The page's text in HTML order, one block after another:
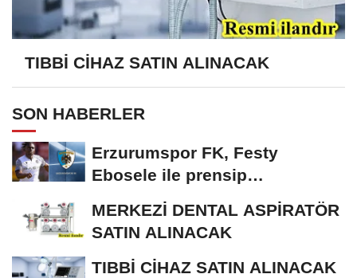
TIBBİ CİHAZ SATIN ALINACAK
SON HABERLER
Erzurumspor FK, Festy
Ebosele ile prensip
anlaşmasına vardı
MERKEZİ DENTAL ASPİRATÖR
SATIN ALINACAK
TIBBİ CİHAZ SATIN ALINACAK